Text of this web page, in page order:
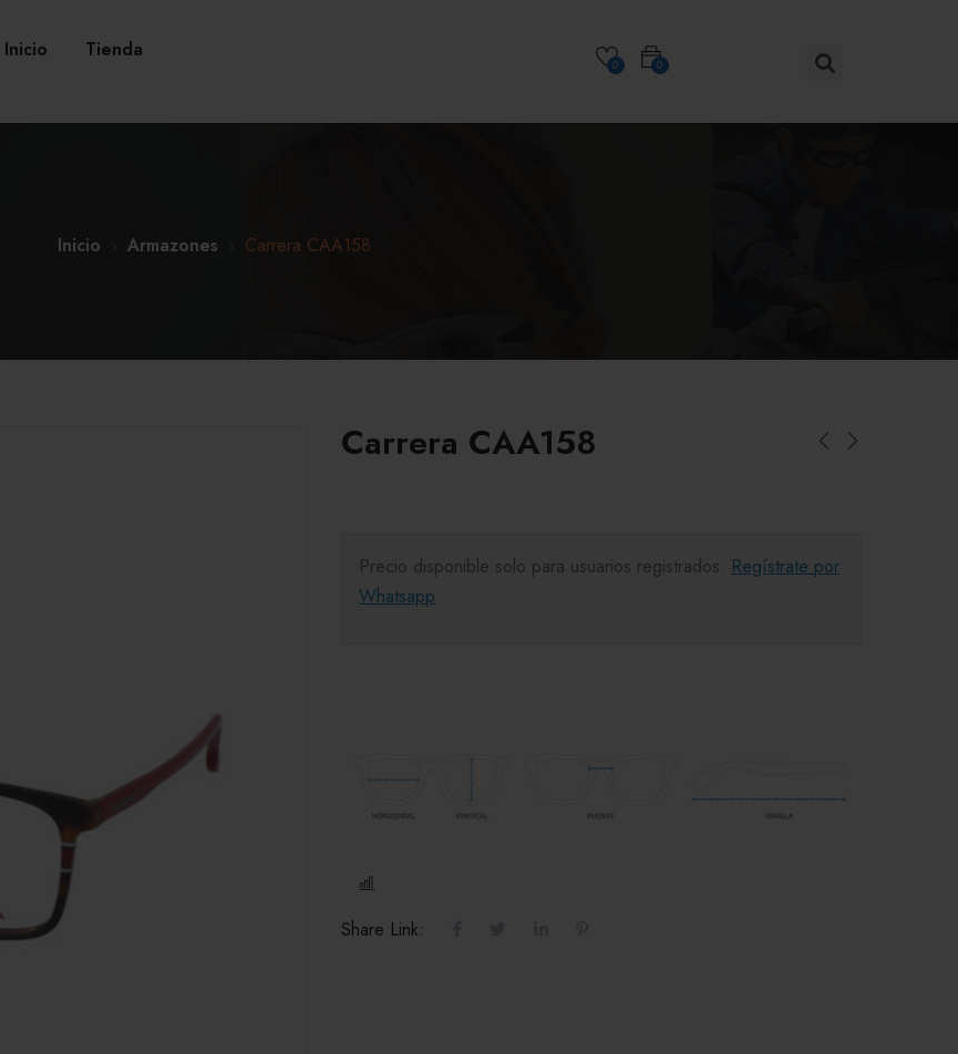
Inicio Tienda
0
0
Inicio Armazones Carrera CAA158
Carrera CAA158
Precio disponible solo para usuarios registrados. Regístrate por
Whatsapp
Share Link: